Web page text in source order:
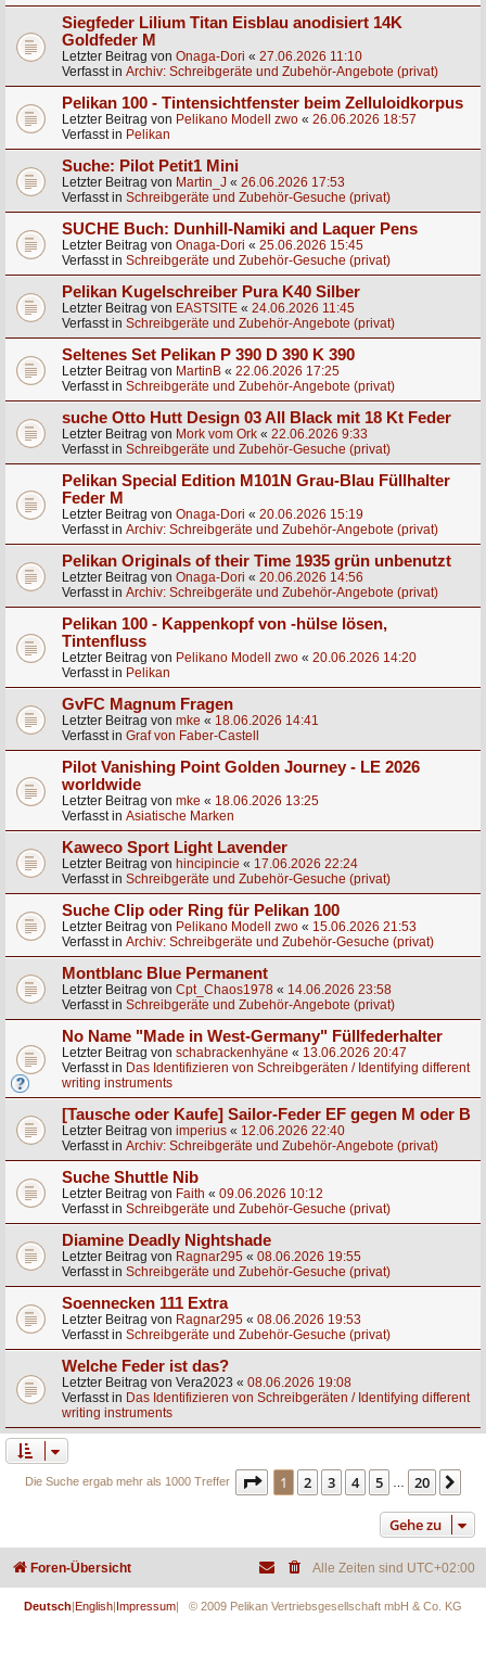
Siegfeder Lilium Titan Eisblau anodisiert 14K
Goldfeder M
Letzter Beitrag von Onaga-Dori « 27.06.2026 11:10
Verfasst in Archiv: Schreibgeräte und Zubehör-Angebote (privat)
Pelikan 100 - Tintensichtfenster beim Zelluloidkorpus
Letzter Beitrag von Pelikano Modell zwo « 26.06.2026 18:57
Verfasst in Pelikan
Suche: Pilot Petit1 Mini
Letzter Beitrag von Martin_J « 26.06.2026 17:53
Verfasst in Schreibgeräte und Zubehör-Gesuche (privat)
SUCHE Buch: Dunhill-Namiki and Laquer Pens
Letzter Beitrag von Onaga-Dori « 25.06.2026 15:45
Verfasst in Schreibgeräte und Zubehör-Gesuche (privat)
Pelikan Kugelschreiber Pura K40 Silber
Letzter Beitrag von EASTSITE « 24.06.2026 11:45
Verfasst in Schreibgeräte und Zubehör-Angebote (privat)
Seltenes Set Pelikan P 390 D 390 K 390
Letzter Beitrag von MartinB « 22.06.2026 17:25
Verfasst in Schreibgeräte und Zubehör-Angebote (privat)
suche Otto Hutt Design 03 All Black mit 18 Kt Feder
Letzter Beitrag von Mork vom Ork « 22.06.2026 9:33
Verfasst in Schreibgeräte und Zubehör-Gesuche (privat)
Pelikan Special Edition M101N Grau-Blau Füllhalter
Feder M
Letzter Beitrag von Onaga-Dori « 20.06.2026 15:19
Verfasst in Archiv: Schreibgeräte und Zubehör-Angebote (privat)
Pelikan Originals of their Time 1935 grün unbenutzt
Letzter Beitrag von Onaga-Dori « 20.06.2026 14:56
Verfasst in Archiv: Schreibgeräte und Zubehör-Angebote (privat)
Pelikan 100 - Kappenkopf von -hülse lösen,
Tintenfluss
Letzter Beitrag von Pelikano Modell zwo « 20.06.2026 14:20
Verfasst in Pelikan
GvFC Magnum Fragen
Letzter Beitrag von mke « 18.06.2026 14:41
Verfasst in Graf von Faber-Castell
Pilot Vanishing Point Golden Journey - LE 2026
worldwide
Letzter Beitrag von mke « 18.06.2026 13:25
Verfasst in Asiatische Marken
Kaweco Sport Light Lavender
Letzter Beitrag von hincipincie « 17.06.2026 22:24
Verfasst in Schreibgeräte und Zubehör-Gesuche (privat)
Suche Clip oder Ring für Pelikan 100
Letzter Beitrag von Pelikano Modell zwo « 15.06.2026 21:53
Verfasst in Archiv: Schreibgeräte und Zubehör-Gesuche (privat)
Montblanc Blue Permanent
Letzter Beitrag von Cpt_Chaos1978 « 14.06.2026 23:58
Verfasst in Schreibgeräte und Zubehör-Angebote (privat)
No Name "Made in West-Germany" Füllfederhalter
Letzter Beitrag von schabrackenhyäne « 13.06.2026 20:47
Verfasst in Das Identifizieren von Schreibgeräten / Identifying different
writing instruments
[Tausche oder Kaufe] Sailor-Feder EF gegen M oder B
Letzter Beitrag von imperius « 12.06.2026 22:40
Verfasst in Archiv: Schreibgeräte und Zubehör-Angebote (privat)
Suche Shuttle Nib
Letzter Beitrag von Faith « 09.06.2026 10:12
Verfasst in Schreibgeräte und Zubehör-Gesuche (privat)
Diamine Deadly Nightshade
Letzter Beitrag von Ragnar295 « 08.06.2026 19:55
Verfasst in Schreibgeräte und Zubehör-Gesuche (privat)
Soennecken 111 Extra
Letzter Beitrag von Ragnar295 « 08.06.2026 19:53
Verfasst in Schreibgeräte und Zubehör-Gesuche (privat)
Welche Feder ist das?
Letzter Beitrag von Vera2023 « 08.06.2026 19:08
Verfasst in Das Identifizieren von Schreibgeräten / Identifying different
writing instruments
Die Suche ergab mehr als 1000 Treffer Seite 1von 20
1 2 3 4 5 … 20
Gehe zu
Foren-Übersicht Alle Zeiten sind UTC+02:00
Deutsch English Impressum | © 2009 Pelikan Vertriebsgesellschaft mbH & Co. KG